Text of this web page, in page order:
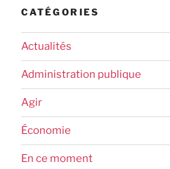
CATÉGORIES
Actualités
Administration publique
Agir
Économie
En ce moment